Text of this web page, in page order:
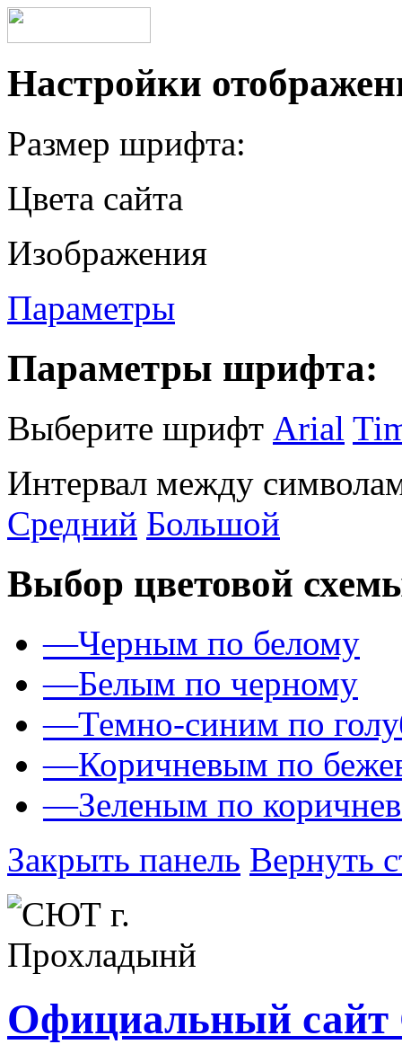
Настройки
Размер шрифта:
Цвета сайта
Изображения
Параметры
Параметры шрифта:
Выберите шрифт Arial
Интервал между
Средний Большой
Выбор цветовой
—Черным по белому
—Белым по черному
—Темно-синим по
—Коричневым по
—Зеленым по
Закрыть панель Вернуть
Официальный